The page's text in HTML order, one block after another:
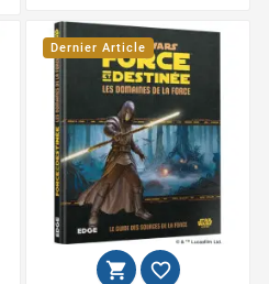
Dernier Article
 